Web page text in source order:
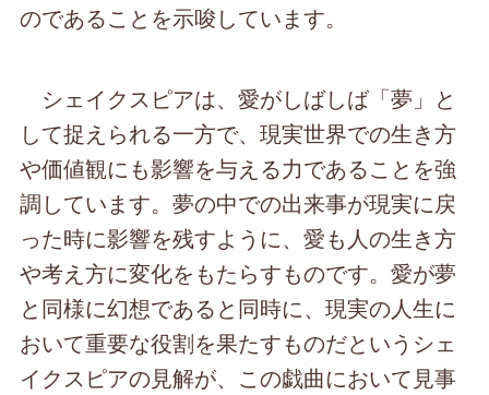
のであることを示唆しています。
シェイクスピアは、愛がしばしば「夢」と
して捉えられる一方で、現実世界での生き方
や価値観にも影響を与える力であることを強
調しています。夢の中での出来事が現実に戻
った時に影響を残すように、愛も人の生き方
や考え方に変化をもたらすものです。愛が夢
と同様に幻想であると同時に、現実の人生に
おいて重要な役割を果たすものだというシェ
イクスピアの見解が、この戯曲において見事